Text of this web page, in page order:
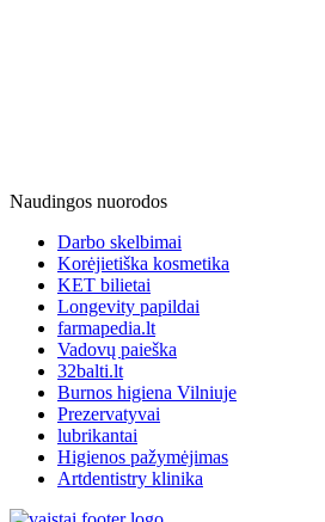
Naudingos nuorodos
Darbo skelbimai
Korėjietiška kosmetika
KET bilietai
Longevity papildai
farmapedia.lt
Vadovų paieška
32balti.lt
Burnos higiena Vilniuje
Prezervatyvai
lubrikantai
Higienos pažymėjimas
Artdentistry klinika